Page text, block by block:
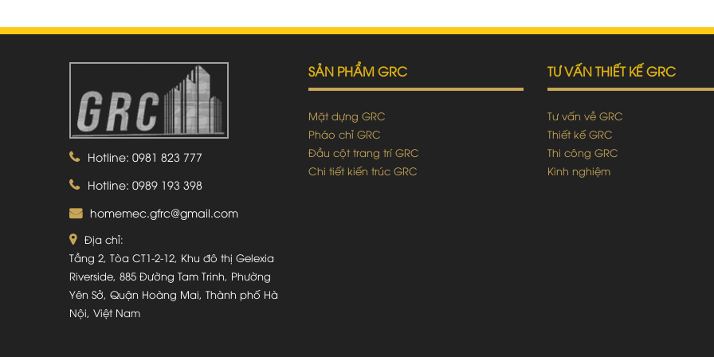
Hotline: 0981 823 777
Hotline: 0989 193 398
homemec.gfrc@gmail.com
Địa chỉ:
Tầng 2, Tòa CT1-2-12, Khu đô thị Gelexia
Riverside, 885 Đường Tam Trinh, Phường
Yên Sở, Quận Hoàng Mai, Thành phố Hà
Nội, Việt Nam
SẢN PHẨM GRC
Mặt dựng GRC
Pháo chỉ GRC
Đầu cột trang trí GRC
Chi tiết kiến trúc GRC
TƯ VẤN THIẾT KẾ GRC
Tư vấn về GRC
Thiết kế GRC
Thi công GRC
Kinh nghiệm